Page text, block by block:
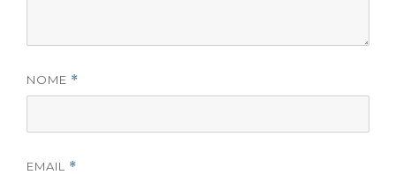
NOME *
EMAIL *